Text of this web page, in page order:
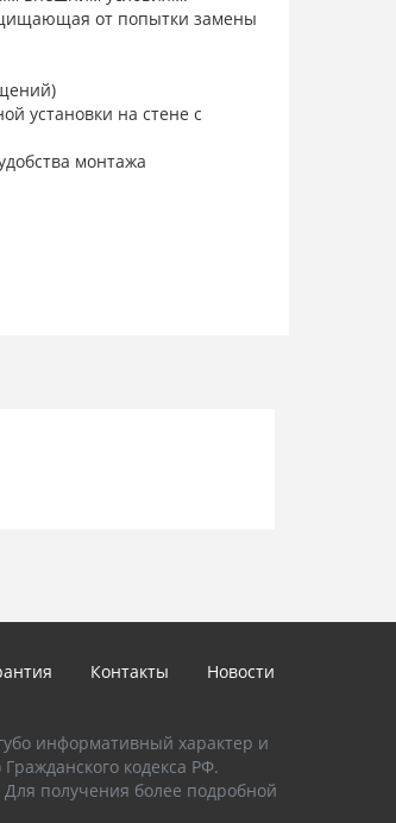
от попытки замены
установки на стене с
монтажа
- верхняя часть барьера
Контакты Новости
информативный характер и
кодекса РФ.
получения более подробной